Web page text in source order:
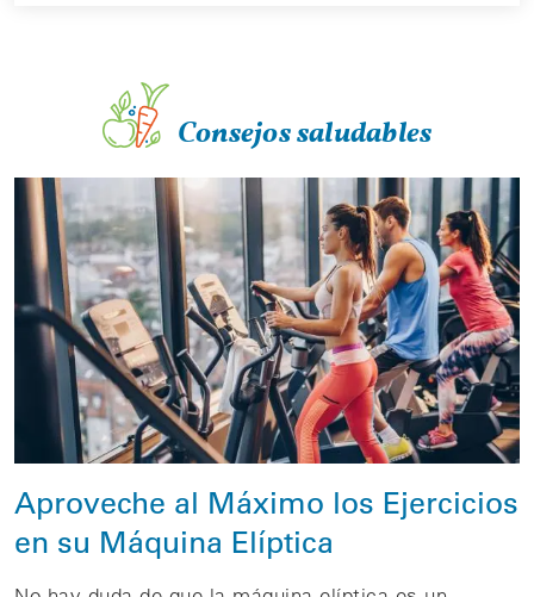
Consejos saludables
Aproveche al Máximo los Ejercicios
en su Máquina Elíptica